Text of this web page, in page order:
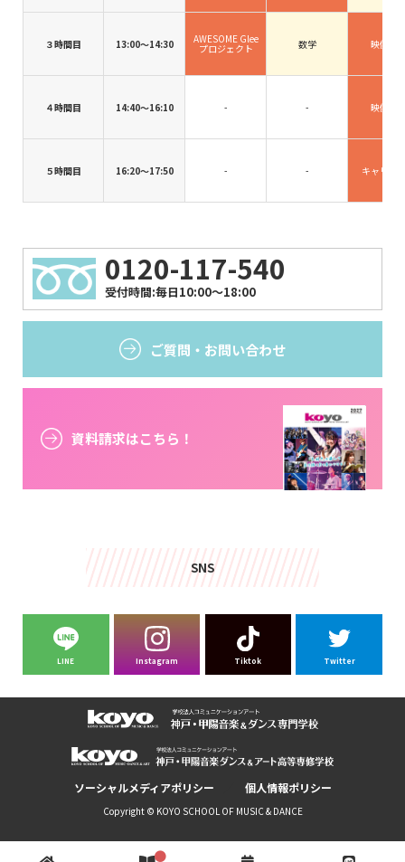
３時間目 13:00〜14:30 AWESOME Glee
プロジェクト 数学 映像演
４時間目 14:40〜16:10 - - 映像演
５時間目 16:20〜17:50 - - キャリア
資料請求はこちら！
0120-117-540
受付時間:毎日10:00〜18:00
ご質問・ お問い合わせ
SNS
LINE Instagram Tiktok Twitter
ソーシャルメディアポリシー 個人情報ポリシー
Copyright © KOYO SCHOOL OF MUSIC & DANCE